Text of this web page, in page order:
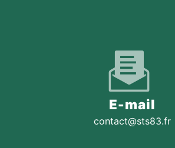
E-mail
contact@sts83.fr